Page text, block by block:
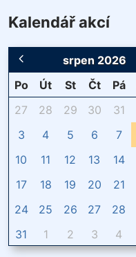
Kalendář akcí
srpen 2026
Po
Út St Čt Pá
27
28 29 30 31
3
4 5 6 7
10
11 12 13 14
17
18 19 20 21
24
25 26 27 28
31
1 2 3 4